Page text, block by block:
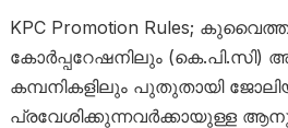
KPC Promotion Rules;
കോർപ്പറേഷനിലും
കമ്പനികളിലും പുതുതായി
പ്രവേശിക്കുന്നവർക്കായുള്ള